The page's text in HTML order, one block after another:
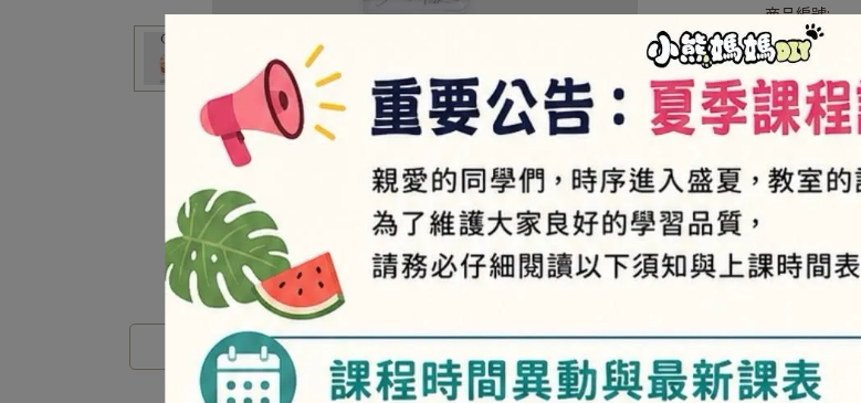
商品編號:
供貨狀況:
加入最愛
商品介紹 規格說明